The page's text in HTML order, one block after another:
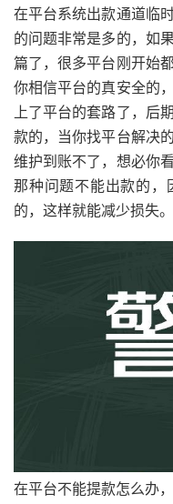
在平台系统出款通道临
的问题非常是多的，如
篇了，很多平台刚开始
你相信平台的真安全的
上了平台的套路了，后
款的，当你找平台解决
维护到账不了，想必你
那种问题不能出款的，
的，这样就能减少损失。
在平台不能提款怎么办